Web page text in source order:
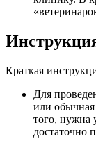
Краткая
Для
или обычная
того, нужна
достаточно